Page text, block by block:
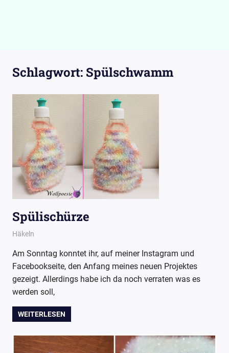
Schlagwort: Spülschwamm
Spülischürze
9. April 2019
Wollpoesie
Häkeln
Am Sonntag konntet ihr, auf meiner Instagram und
Facebookseite, den Anfang meines neuen Projektes
gezeigt. Allerdings habe ich da noch verraten was es
werden soll,
WEITERLESEN